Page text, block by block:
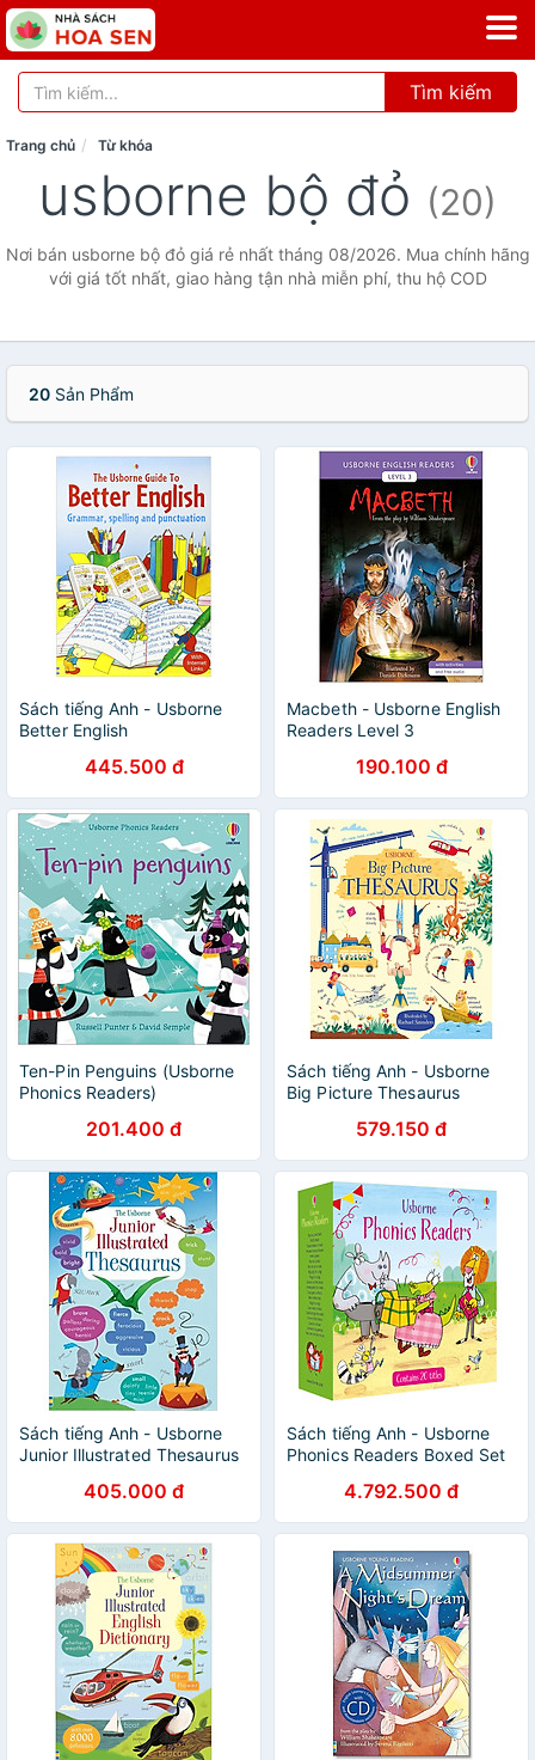
Tìm kiếm
Trang chủ Từ khóa
usborne bộ đỏ (20)
Nơi bán usborne bộ đỏ giá rẻ nhất tháng 08/2026. Mua chính hãng
với giá tốt nhất, giao hàng tận nhà miễn phí, thu hộ COD
20 Sản Phẩm
Sách tiếng Anh - Usborne
Better English
445.500 đ
Macbeth - Usborne English
Readers Level 3
190.100 đ
Ten-Pin Penguins (Usborne
Phonics Readers)
201.400 đ
Sách tiếng Anh - Usborne
Big Picture Thesaurus
579.150 đ
Sách tiếng Anh - Usborne
Junior Illustrated Thesaurus
405.000 đ
Sách tiếng Anh - Usborne
Phonics Readers Boxed Set
4.792.500 đ